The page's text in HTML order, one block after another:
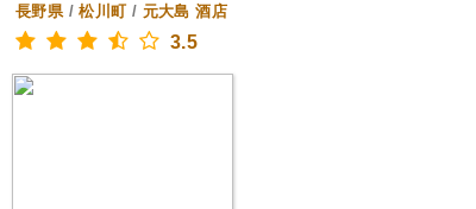
長野県/松川町/ 元大島 酒店
3.5